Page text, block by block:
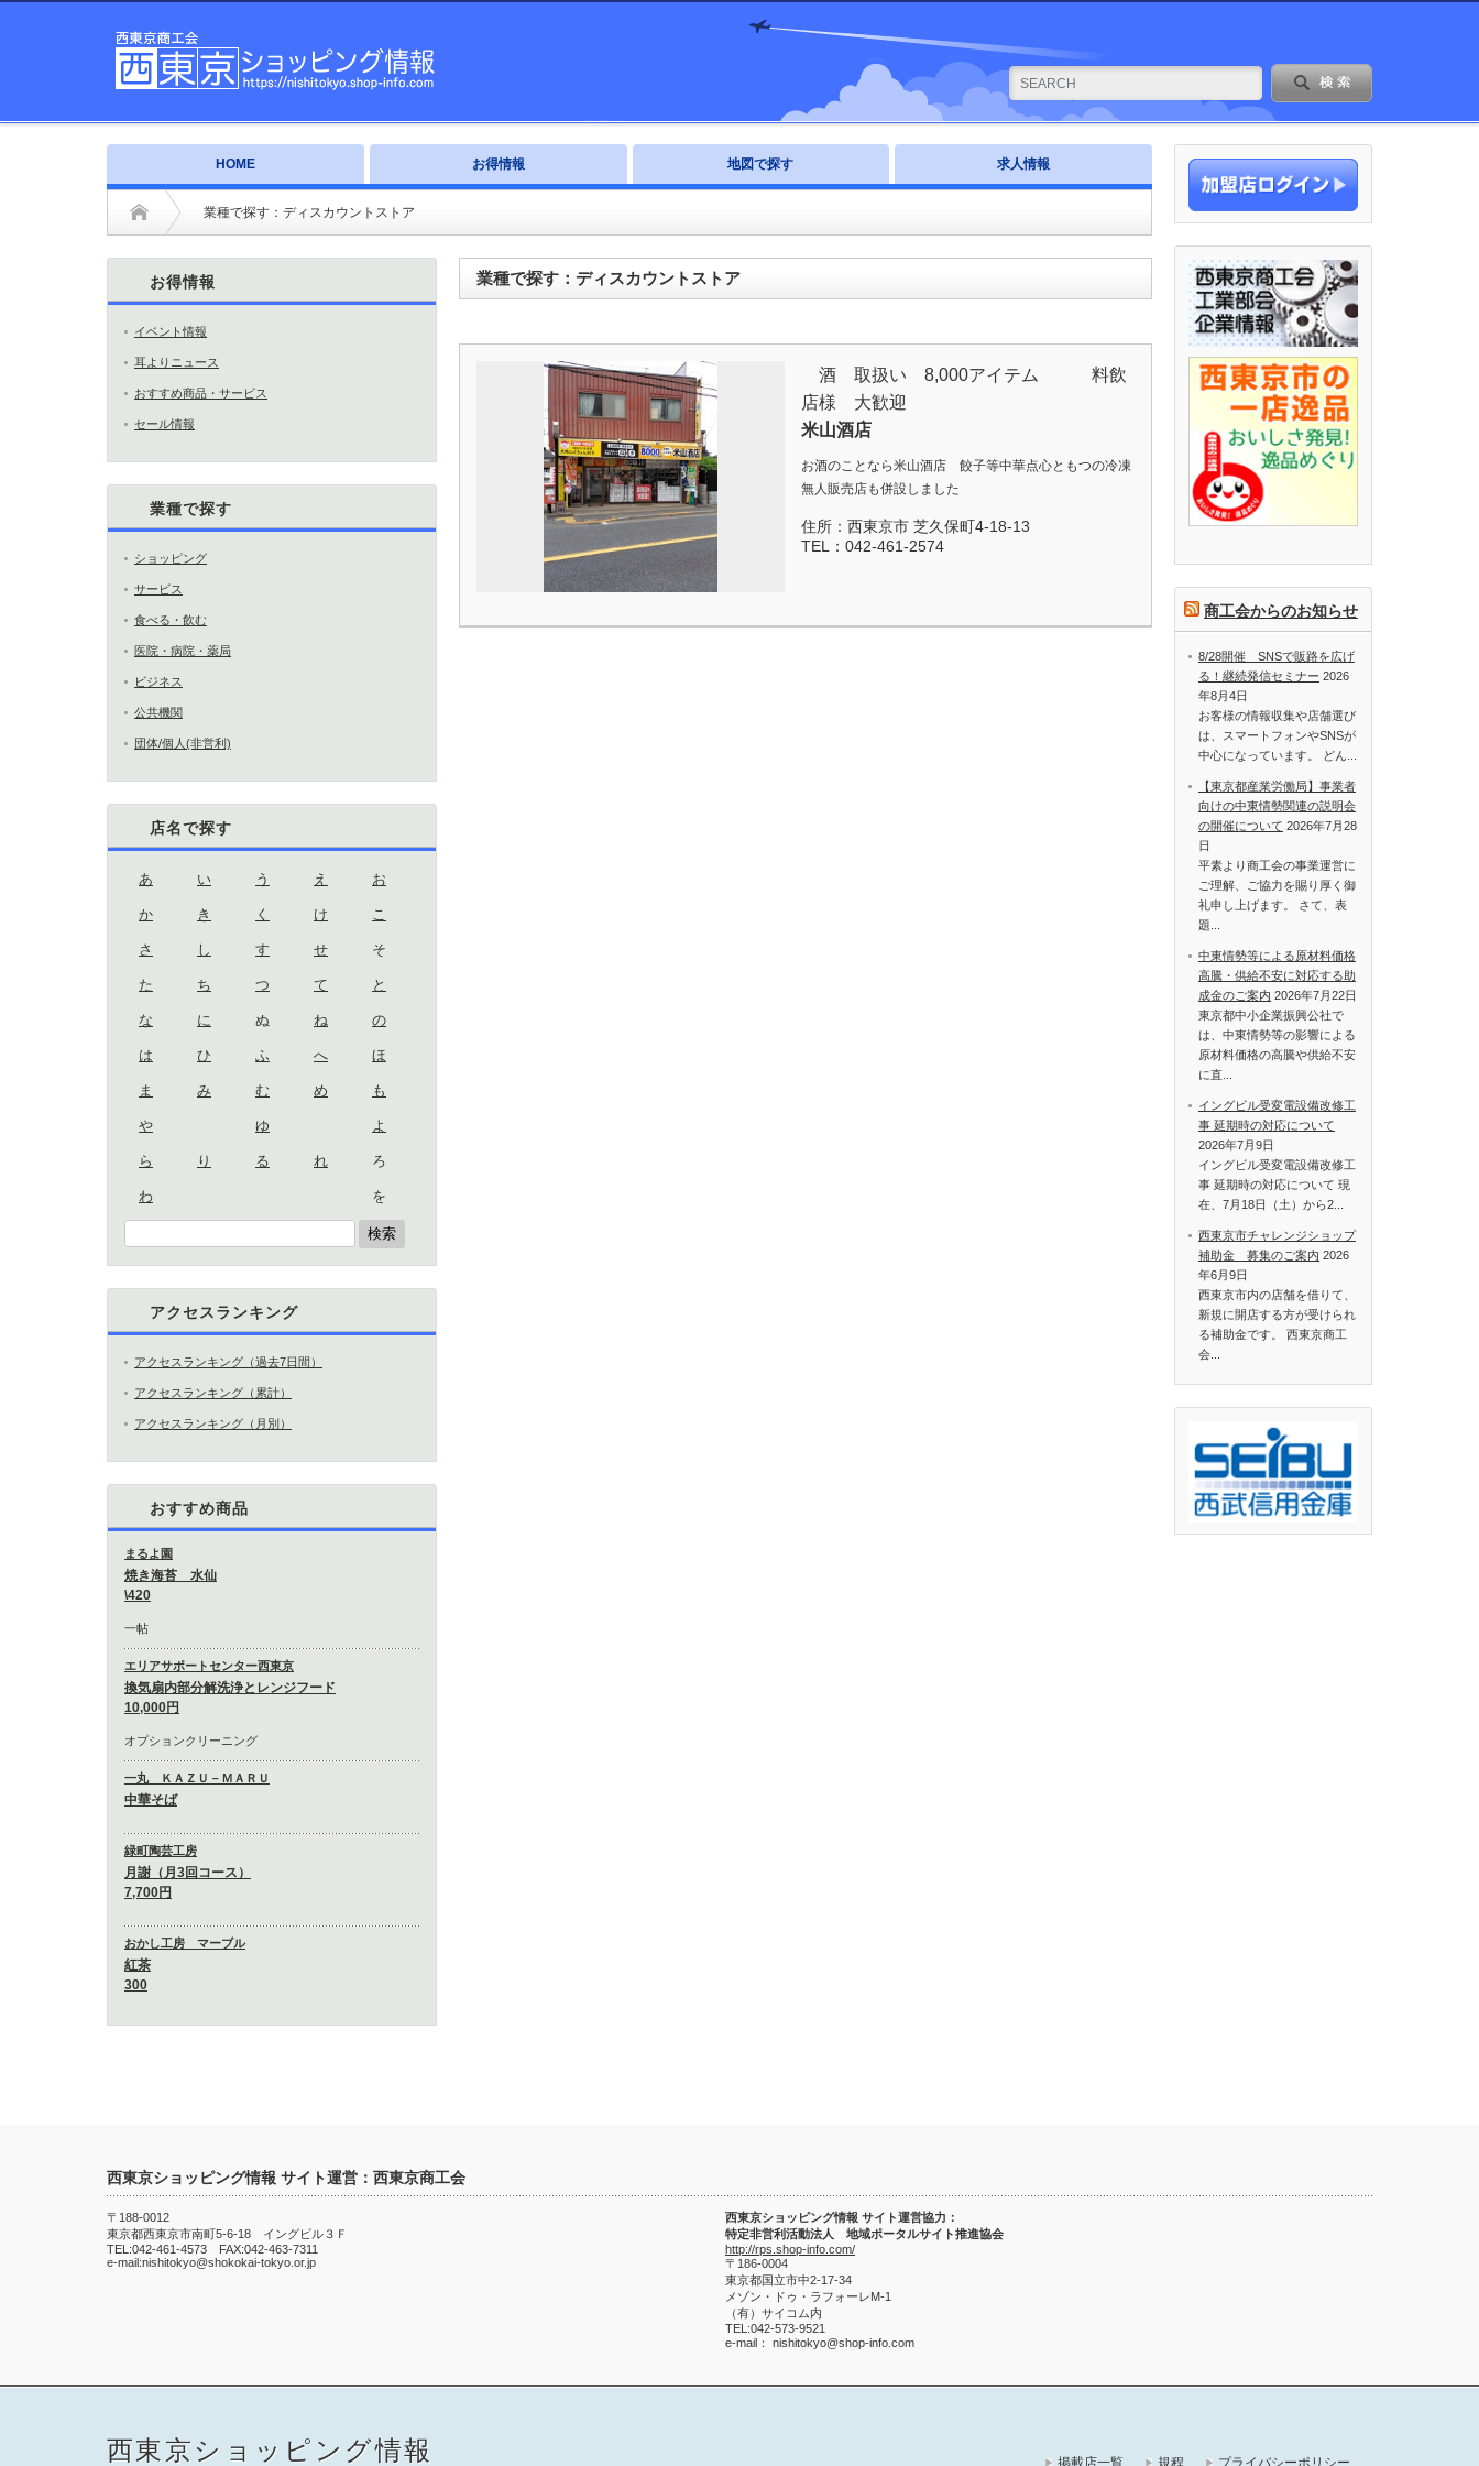
HOME お得情報 地図で探す 求人情報
業種で探す：ディスカウントストア
業種で探す：ディスカウントストア
酒 取扱い 8,000アイテム 料飲
店様 大歓迎
米山酒店
お酒のことなら米山酒店 餃子等中華点心ともつの冷凍
無人販売店も併設しました
住所： 西東京市 芝久保町4-18-13
TEL： 042-461-2574
お得情報
イベント情報
耳よりニュース
おすすめ商品・サービス
セール情報
業種で探す
ショッピング
サービス
食べる・飲む
医院・病院・薬局
ビジネス
公共機関
団体/個人(非営利)
店名で探す
あ い う え お
か き く け こ
さ し す せ そ
た ち つ て と
な に ぬ ね の
は ひ ふ へ ほ
ま み む め も
や ゆ よ
ら り る れ ろ
わ を
アクセスランキング
アクセスランキング（過去7日間）
アクセスランキング（累計）
アクセスランキング（月別）
おすすめ商品
まるよ園
焼き海苔 水仙
\420
一帖
エリアサポートセンター西東京
換気扇内部分解洗浄とレンジフード
10,000円
オプションクリーニング
一丸 ＫＡＺＵ－ＭＡＲＵ
中華そば
緑町陶芸工房
月謝（月3回コース）
7,700円
おかし工房 マーブル
紅茶
300
商工会からのお知らせ
8/28開催 SNSで販路を広げ
る！継続発信セミナー 2026
年8月4日
お客様の情報収集や店舗選び
は、スマートフォンやSNSが
中心になっています。 どん...
【東京都産業労働局】事業者
向けの中東情勢関連の説明会
の開催について 2026年7月28
日
平素より商工会の事業運営に
ご理解、ご協力を賜り厚く御
礼申し上げます。 さて、表
題...
中東情勢等による原材料価格
高騰・供給不安に対応する助
成金のご案内 2026年7月22日
東京都中小企業振興公社で
は、中東情勢等の影響による
原材料価格の高騰や供給不安
に直...
イングビル受変電設備改修工
事 延期時の対応について
2026年7月9日
イングビル受変電設備改修工
事 延期時の対応について 現
在、7月18日（土）から2...
西東京市チャレンジショップ
補助金 募集のご案内 2026
年6月9日
西東京市内の店舗を借りて、
新規に開店する方が受けられ
る補助金です。 西東京商工
会...
西東京ショッピング情報 サイト運営：西東京商工会
〒188-0012
東京都西東京市南町5-6-18 イングビル３Ｆ
TEL:042-461-4573 FAX:042-463-7311
e-mail:nishitokyo@shokokai-tokyo.or.jp
西東京ショッピング情報 サイト運営協力：
特定非営利活動法人 地域ポータルサイト推進協会
http://rps.shop-info.com/
〒186-0004
東京都国立市中2-17-34
メゾン・ドゥ・ラフォーレM-1
（有）サイコム内
TEL:042-573-9521
e-mail： nishitokyo@shop-info.com
西東京ショッピング情報 掲載店一覧 規程 プライバシーポリシー